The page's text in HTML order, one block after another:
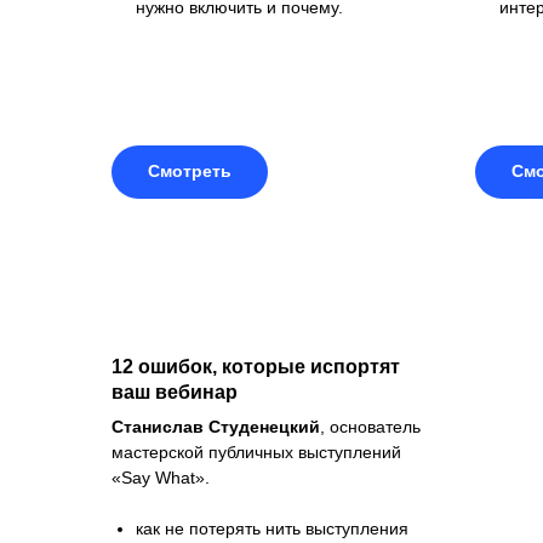
нужно включить и почему.
Смотреть
12 ошибок, которые испортят
ваш вебинар
Станислав Студенецкий , основатель
мастерской публичных выступлений
«Say What».
как не потерять нить выступления